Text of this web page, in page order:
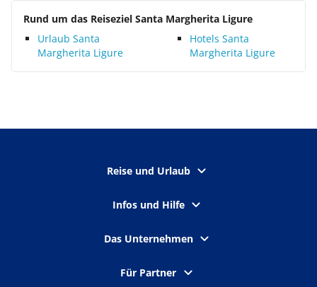
Rund um das Reiseziel Santa Margherita Ligure
Urlaub Santa
Margherita Ligure
Hotels Santa
Margherita Ligure
Reise und Urlaub
Infos und Hilfe
Das Unternehmen
Für Partner